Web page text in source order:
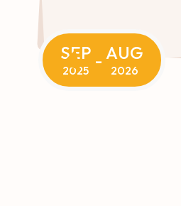
SEP
2025 - AUG
2026